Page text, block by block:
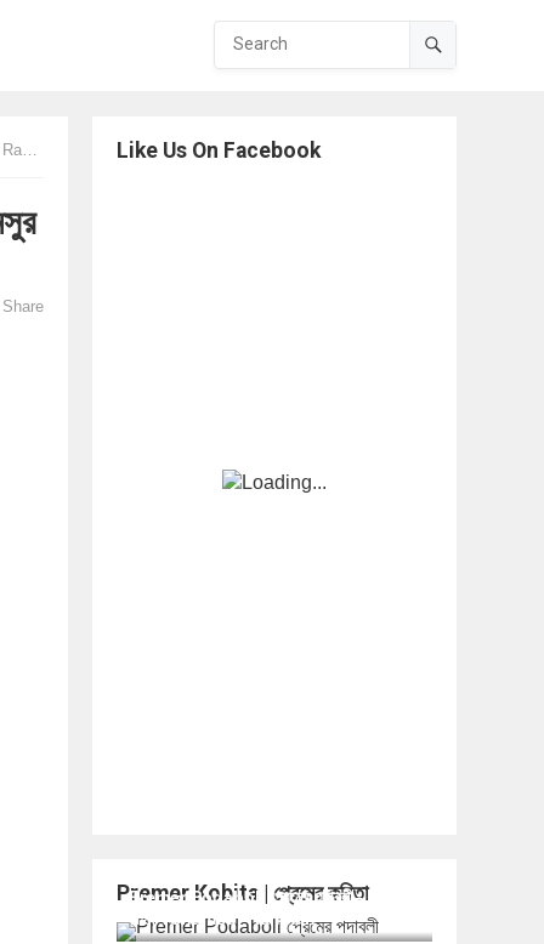
Share
Like Us On Facebook
Premer Kobita | প্রেমের কবিতা
Premer Podaboli প্রেমের পদাবলী– শামসুর
রাহমান Shamsur Rahman